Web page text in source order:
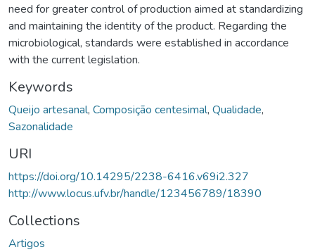
need for greater control of production aimed at standardizing
and maintaining the identity of the product. Regarding the
microbiological, standards were established in accordance
with the current legislation.
Keywords
Queijo artesanal, Composição centesimal, Qualidade,
Sazonalidade
URI
https://doi.org/10.14295/2238-6416.v69i2.327
http://www.locus.ufv.br/handle/123456789/18390
Collections
Artigos